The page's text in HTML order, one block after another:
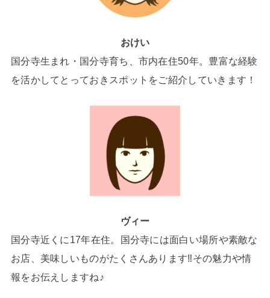
おけい
国分寺生まれ・国分寺育ち、市内在住50年。豊富な経験
を活かしてとっておきスポットをご紹介していきます！
ヴィー
国分寺近くに17年在住。国分寺には面白い場所や素敵な
お店、美味しいものがたくさんあります‼その魅力や情
報をお伝えしますね♪